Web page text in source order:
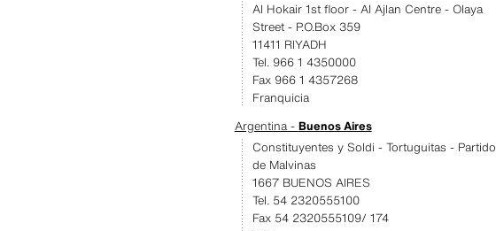
Al Hokair 1st floor - Al Ajlan Centre - Olaya
Street - P.O.Box 359
11411 RIYADH
Tel. 966 1 4350000
Fax 966 1 4357268
Franquicia
Argentina - Buenos Aires
Constituyentes y Soldi - Tortuguitas - Partido
de Malvinas
1667 BUENOS AIRES
Tel. 54 2320555100
Fax 54 2320555109/ 174